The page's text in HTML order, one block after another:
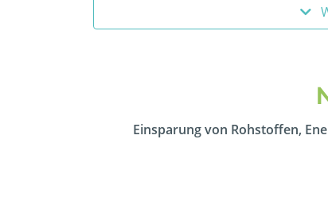
Einsparung von Rohstoffen,